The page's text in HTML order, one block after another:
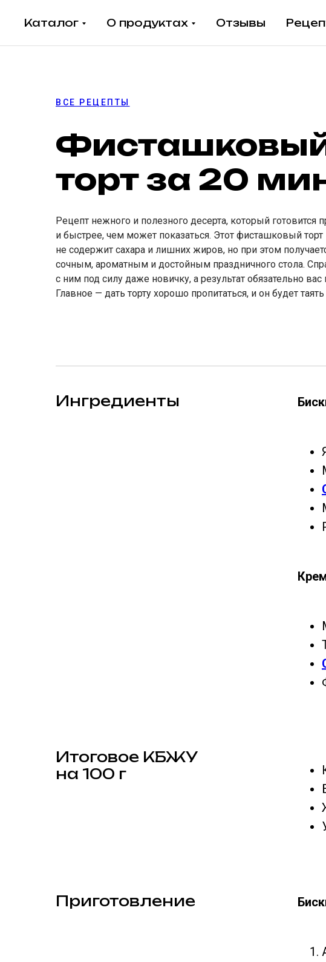
Каталог О продуктах Отзывы
ВСЕ РЕЦЕПТЫ
торт за 20
Рецепт нежного и полезного десерта, который готовится
и быстрее, чем может показаться. Этот фисташковый торт
не содержит сахара и лишних жиров, но при этом
сочным, ароматным и достойным праздничного стола.
с ним под силу даже новичку, а результат обязательно вас
Главное — дать торту хорошо пропитаться, и он будет таять
Ингредиенты
Итоговое КБЖУ
на 100 г
Приготовление